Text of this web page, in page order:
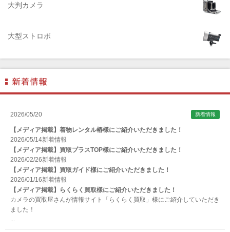
ALPA（アルパ）
ALT（アルト）
ARAX（アラクス）
Arca-Swiss（アルカスイス）
Argus （アーガス）
ARNUVO（アルヌボ）
ARTISAN&ARTIST (アルティザンアンドアーティスト)
Aska（アスカ/飛鳥）
大判カメラ
大型ストロボ
2026/05/20 新着情報
【メディア掲載】着物レンタル椿様にご紹介いただきました！
2026/05/14新着情報
【メディア掲載】買取プラスTOP様にご紹介いただきました！
2026/02/26新着情報
【メディア掲載】買取ガイド様にご紹介いただきました！
2026/01/16新着情報
【メディア掲載】らくらく買取様にご紹介いただきました！
カメラの買取屋さんが情報サイト「らくらく買取」様にご紹介していただき
ました！